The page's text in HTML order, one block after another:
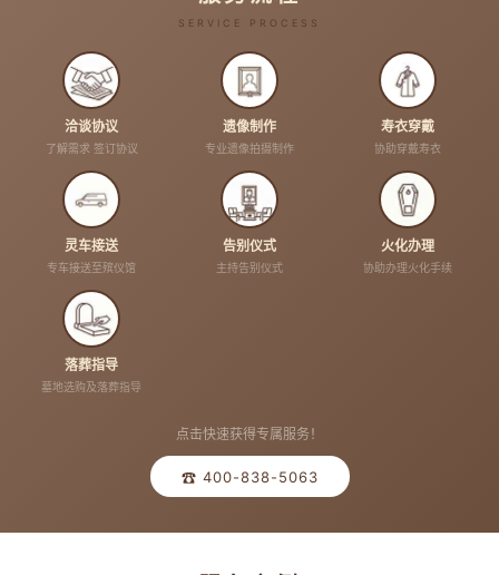
SERVICE PROCESS
洽谈协议
了解需求 签订协议
遗像制作
专业遗像拍摄制作
寿衣穿戴
协助穿戴寿衣
灵车接送
专车接送至殡仪馆
告别仪式
主持告别仪式
火化办理
协助办理火化手续
落葬指导
墓地选购及落葬指导
点击快速获得专属服务！
☎ 400-838-5063